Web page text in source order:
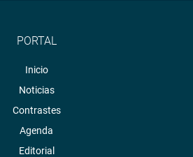
PORTAL
Inicio
Noticias
Contrastes
Agenda
Editorial